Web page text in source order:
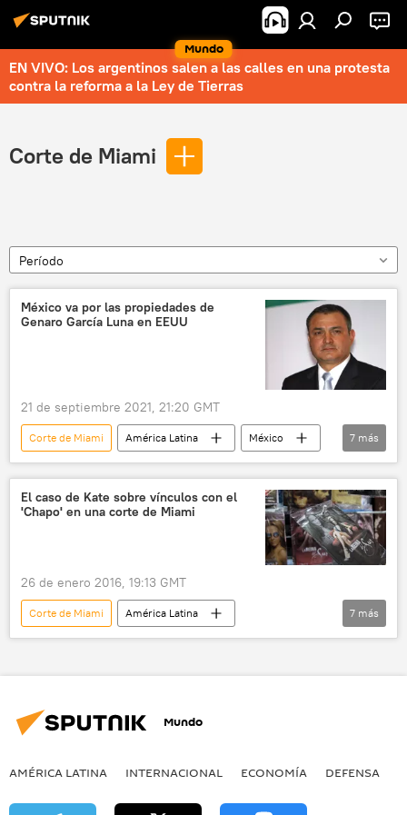
Mundo
EN VIVO: Los argentinos salen a las calles en una protesta
contra la reforma a la Ley de Tierras
Corte de Miami
Período
México va por las propiedades de
Genaro García Luna en EEUU
21 de septiembre 2021, 21:20 GMT
Corte de Miami América Latina
México
inmuebles
demanda
Genaro García Luna
crimen organizado
Cartel de Sinaloa
Joaquín Guzmán Loera
7 más
El caso de Kate sobre vínculos con el
'Chapo' en una corte de Miami
26 de enero 2016, 19:13 GMT
Corte de Miami
América Latina
Internacional
EEUU
México
7 más
Mundo
AMÉRICA LATINA INTERNACIONAL ECONOMÍA DEFENSA